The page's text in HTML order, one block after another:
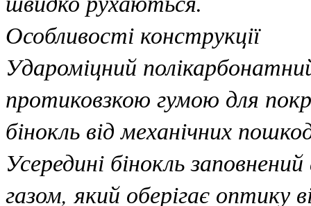
Особливості конструкції
Удароміцний
протиковзкою гумою для
бінокль від механічних
Усередині бінокль
газом, який оберігає оптику